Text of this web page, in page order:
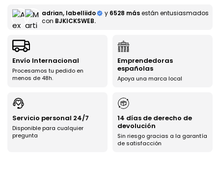
adrian, labelliido y 6528 másestán entusiasmados
con BJKICKSWEB.
Envío Internacional
Procesamos tu pedido en
menos de 48h.
Emprendedoras
españolas
Apoya una marca local
Servicio personal 24/7
Disponible para cualquier
pregunta
14 días de derecho de
devolución
Sin riesgo gracias a la garantía
de satisfacción